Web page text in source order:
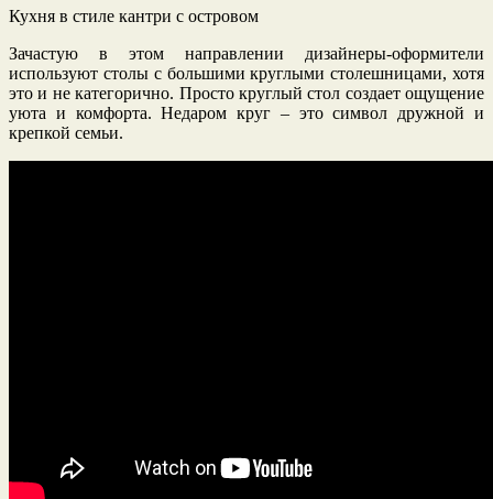
Кухня в стиле кантри с островом
Зачастую в этом направлении дизайнеры-оформители
используют столы с большими круглыми столешницами, хотя
это и не категорично. Просто круглый стол создает ощущение
уюта и комфорта. Недаром круг – это символ дружной и
крепкой семьи.